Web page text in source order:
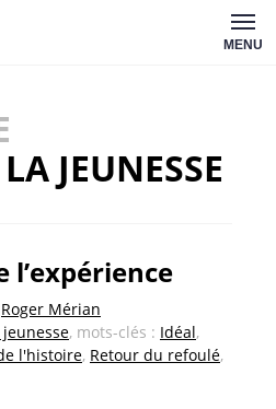
MENU
JEUNESSE
l’expérience
Roger Mérian
, mots-clés : Idéal,
l'histoire, Retour du refoulé,